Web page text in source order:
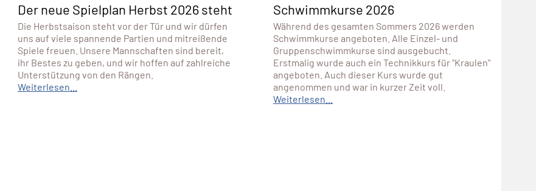
Der neue Spielplan Herbst 2026 steht
Die Herbstsaison steht vor der Tür und wir dürfen
uns auf viele spannende Partien und mitreißende
Spiele freuen. Unsere Mannschaften sind bereit,
ihr Bestes zu geben, und wir hoffen auf zahlreiche
Unterstützung von den Rängen.
Weiterlesen...
Schwimmkurse 2026
Während des gesamten Sommers 2026 werden
Schwimmkurse angeboten. Alle Einzel- und
Gruppenschwimmkurse sind ausgebucht.
Erstmalig wurde auch ein Technikkurs für "Kraulen"
angeboten. Auch dieser Kurs wurde gut
angenommen und war in kurzer Zeit voll.
Weiterlesen...